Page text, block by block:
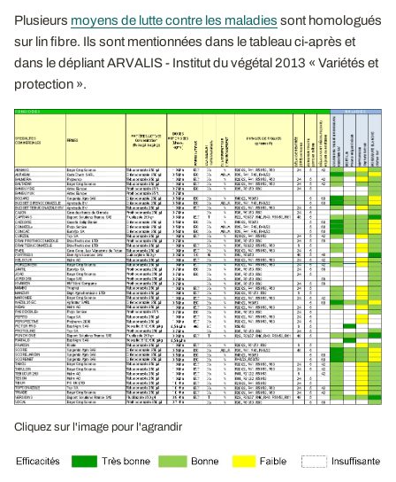
Plusieurs moyens de lutte contre les maladies sont homologués
sur lin fibre. Ils sont mentionnées dans le tableau ci-après et
dans le dépliant ARVALIS - Institut du végétal 2013 « Variétés et
protection ».
Cliquez sur l'image pour l'agrandir